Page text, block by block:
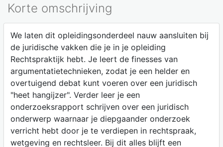
Korte omschrijving
We laten dit opleidingsonderdeel nauw aansluiten bij
de juridische vakken die je in je opleiding
Rechtspraktijk hebt. Je leert de finesses van
argumentatietechnieken, zodat je een helder en
overtuigend debat kunt voeren over een juridisch
"heet hangijzer". Verder leer je een
onderzoeksrapport schrijven over een juridisch
onderwerp waarnaar je diepgaander onderzoek
verricht hebt door je te verdiepen in rechtspraak,
wetgeving en rechtsleer. Bij dit alles blijft een